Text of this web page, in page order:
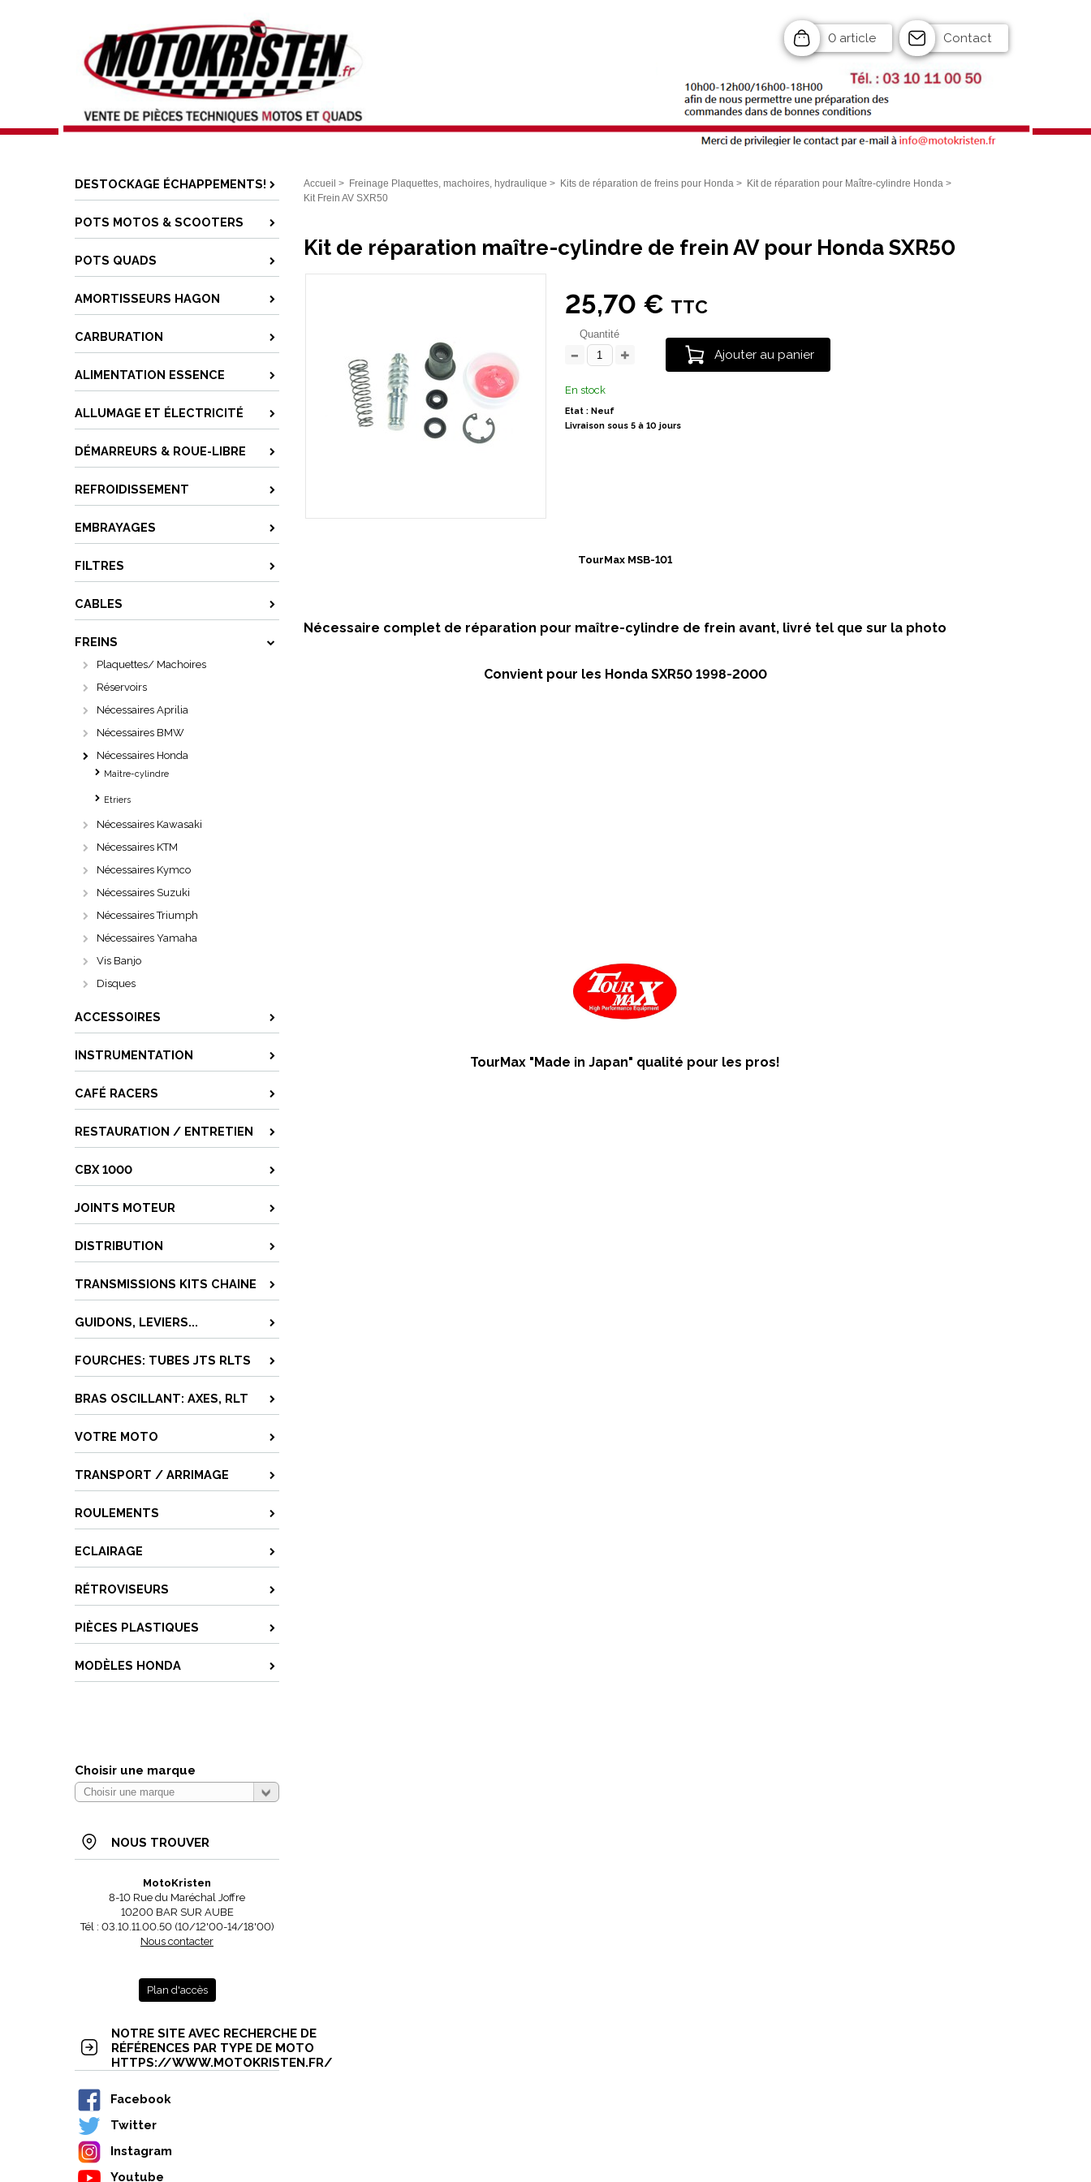
0 article Contact
DESTOCKAGE ÉCHAPPEMENTS!
POTS MOTOS & SCOOTERS
POTS QUADS
AMORTISSEURS HAGON
CARBURATION
ALIMENTATION ESSENCE
ALLUMAGE ET ÉLECTRICITÉ
DÉMARREURS & ROUE-LIBRE
REFROIDISSEMENT
EMBRAYAGES
FILTRES
CABLES
FREINS
Plaquettes/ Machoires
Réservoirs
Nécessaires Aprilia
Nécessaires BMW
Nécessaires Honda
Maître-cylindre
Etriers
Nécessaires Kawasaki
Nécessaires KTM
Nécessaires Kymco
Nécessaires Suzuki
Nécessaires Triumph
Nécessaires Yamaha
Vis Banjo
Disques
ACCESSOIRES
INSTRUMENTATION
CAFÉ RACERS
RESTAURATION / ENTRETIEN
CBX 1000
JOINTS MOTEUR
DISTRIBUTION
TRANSMISSIONS KITS CHAINE
GUIDONS, LEVIERS...
FOURCHES: TUBES JTS RLTS
BRAS OSCILLANT: AXES, RLT
VOTRE MOTO
TRANSPORT / ARRIMAGE
ROULEMENTS
ECLAIRAGE
RÉTROVISEURS
PIÈCES PLASTIQUES
MODÈLES HONDA
Choisir une marque
NOUS TROUVER
MotoKristen
8-10 Rue du Maréchal Joffre
10200 BAR SUR AUBE
Tél : 03.10.11.00.50 (10/12'00-14/18'00)
Nous contacter
Plan d'accès
NOTRE SITE AVEC RECHERCHE DE
RÉFÉRENCES PAR TYPE DE MOTO
HTTPS://WWW.MOTOKRISTEN.FR/
Facebook
Twitter
Instagram
Youtube
Accueil > Freinage Plaquettes, machoires, hydraulique > Kits de réparation de freins pour Honda > Kit de réparation pour Maître-cylindre Honda >
Kit Frein AV SXR50
Kit de réparation maître-cylindre de frein AV pour Honda SXR50
25,70 € TTC
Quantité
Ajouter au panier
En stock
Etat : Neuf
Livraison sous 5 à 10 jours
TourMax MSB-101
Nécessaire complet de réparation pour maître-cylindre de frein avant, livré tel que sur la photo
Convient pour les Honda SXR50 1998-2000
TourMax "Made in Japan" qualité pour les pros!